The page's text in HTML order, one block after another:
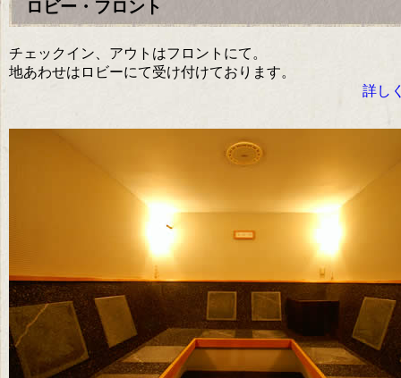
ロビー・フロント
チェックイン、アウトはフロントにて。
地あわせはロビーにて受け付けております。
詳し